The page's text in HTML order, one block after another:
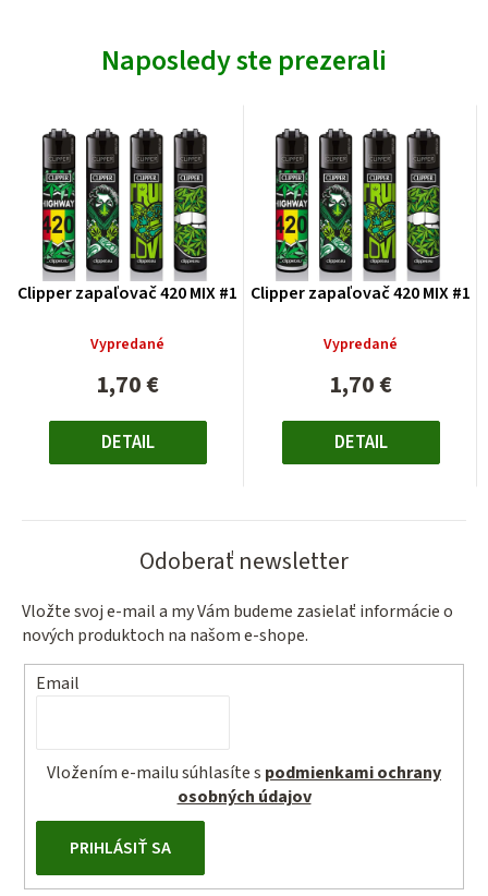
Naposledy ste prezerali
Clipper zapaľovač 420 MIX #1
Vypredané
1,70 €
DETAIL
Clipper zapaľovač 420 MIX #1
Vypredané
1,70 €
DETAIL
Odoberať newsletter
Vložte svoj e-mail a my Vám budeme zasielať informácie o
nových produktoch na našom e-shope.
Email
Vložením e-mailu súhlasíte s podmienkami ochrany
osobných údajov
PRIHLÁSIŤ SA